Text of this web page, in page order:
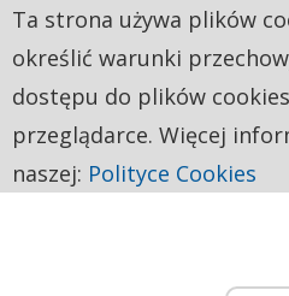
Ta strona używa plików
określić warunki
dostępu do plików
przeglądarce. Więcej
naszej: Polityce Cookies